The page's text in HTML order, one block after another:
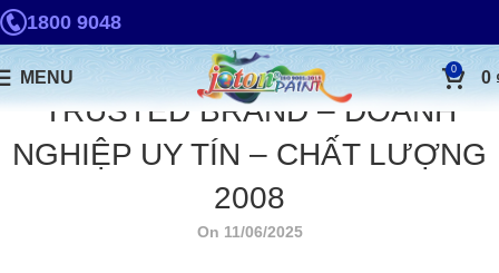
1800 9048
MENU 0 0
TRUSTED BRAND – DOANH
NGHIỆP UY TÍN – CHẤT LƯỢNG
2008
On 11/06/2025